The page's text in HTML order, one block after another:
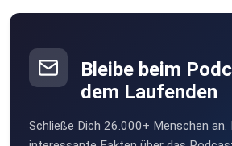
Überlegen Sie genau, welche Option
könnte sich langfristig als die beste
Bleibe beim
dem Laufenden
Schließe Dich 26.000+ Menschen an.